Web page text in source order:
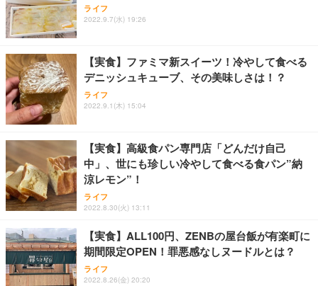
ライフ
2022.9.7(水) 19:26
【実食】ファミマ新スイーツ！冷やして食べる
デニッシュキューブ、その美味しさは！？
ライフ
2022.9.1(木) 15:04
【実食】高級食パン専門店「どんだけ自己
中」、世にも珍しい冷やして食べる食パン”納
涼レモン”！
ライフ
2022.8.30(火) 13:11
【実食】ALL100円、ZENBの屋台飯が有楽町に
期間限定OPEN！罪悪感なしヌードルとは？
ライフ
2022.8.26(金) 20:20